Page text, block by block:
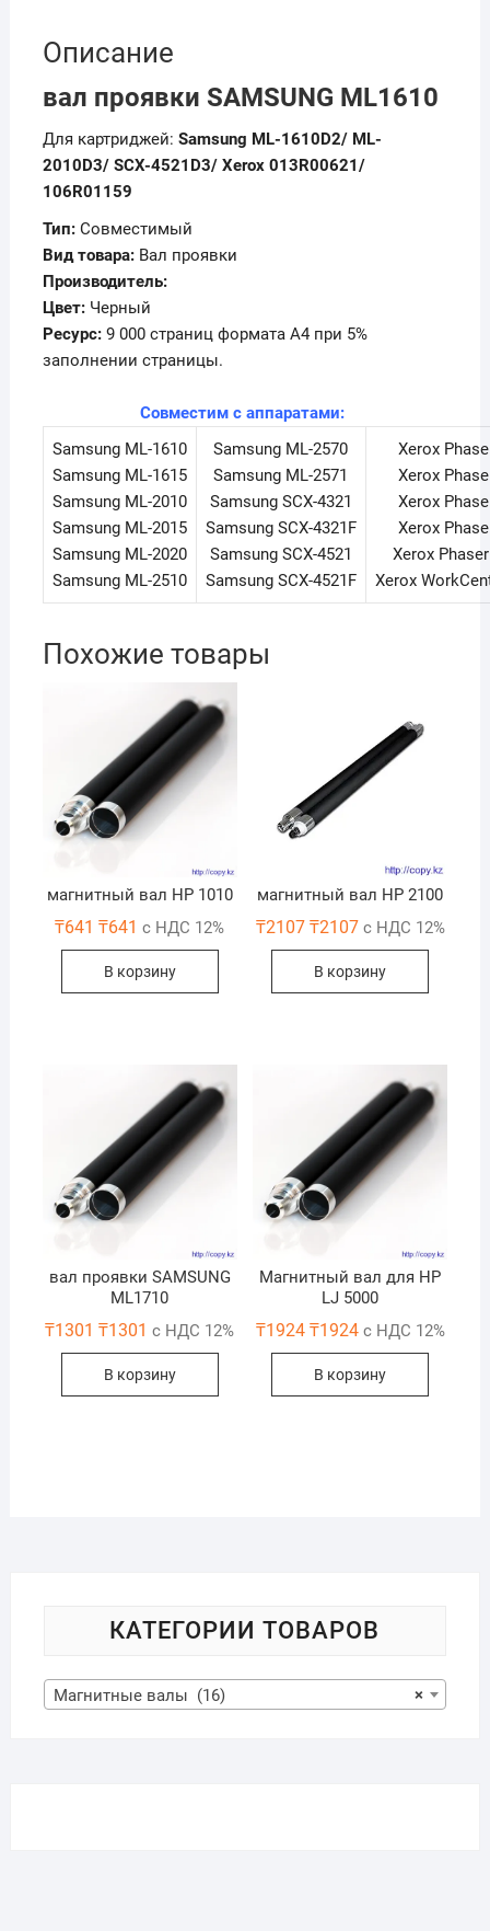
Описание
вал проявки SAMSUNG ML1610
Для картриджей: Samsung ML-1610D2/ ML-
2010D3/ SCX-4521D3/ Xerox 013R00621/
106R01159
Тип: Совместимый
Вид товара: Вал проявки
Производитель:
Цвет: Черный
Ресурс: 9 000 страниц формата А4 при 5%
заполнении страницы.
Совместим с аппаратами:
Samsung ML-1610
Samsung ML-1615
Samsung ML-2010
Samsung ML-2015
Samsung ML-2020
Samsung ML-2510
Samsung ML-2570
Samsung ML-2571
Samsung SCX-4321
Samsung SCX-4321F
Samsung SCX-4521
Samsung SCX-4521F
Xerox
Xerox
Xerox
Xerox
Xerox
Xerox
Похожие товары
магнитный вал НР 1010
₸641 ₸641 с НДС 12%
В корзину
магнитный вал HP 2100
₸2107 ₸2107с НДС 12%
В корзину
вал проявки SAMSUNG
ML1710
₸1301 ₸1301 с НДС 12%
В корзину
Магнитный вал для HP
LJ 5000
₸1924 ₸1924с НДС 12%
В корзину
КАТЕГОРИИ ТОВАРОВ
×
Магнитные валы (16)